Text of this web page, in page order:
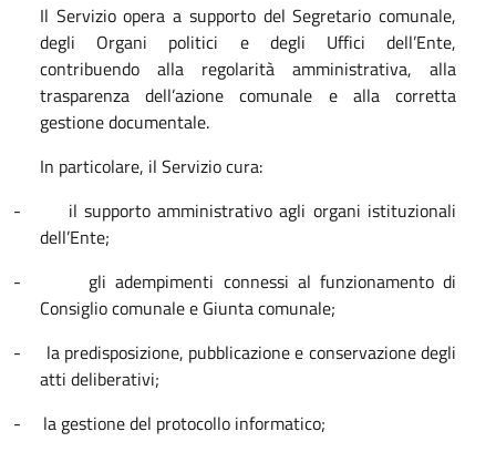
Il Servizio opera a supporto del Segretario comunale,
degli Organi politici e degli Uffici dell’Ente,
contribuendo alla regolarità amministrativa, alla
trasparenza dell’azione comunale e alla corretta
gestione documentale.
In particolare, il Servizio cura:
-
il supporto amministrativo agli organi istituzionali
dell’Ente;
-
gli adempimenti connessi al funzionamento di
Consiglio comunale e Giunta comunale;
-
la predisposizione, pubblicazione e conservazione degli
atti deliberativi;
-
la gestione del protocollo informatico;